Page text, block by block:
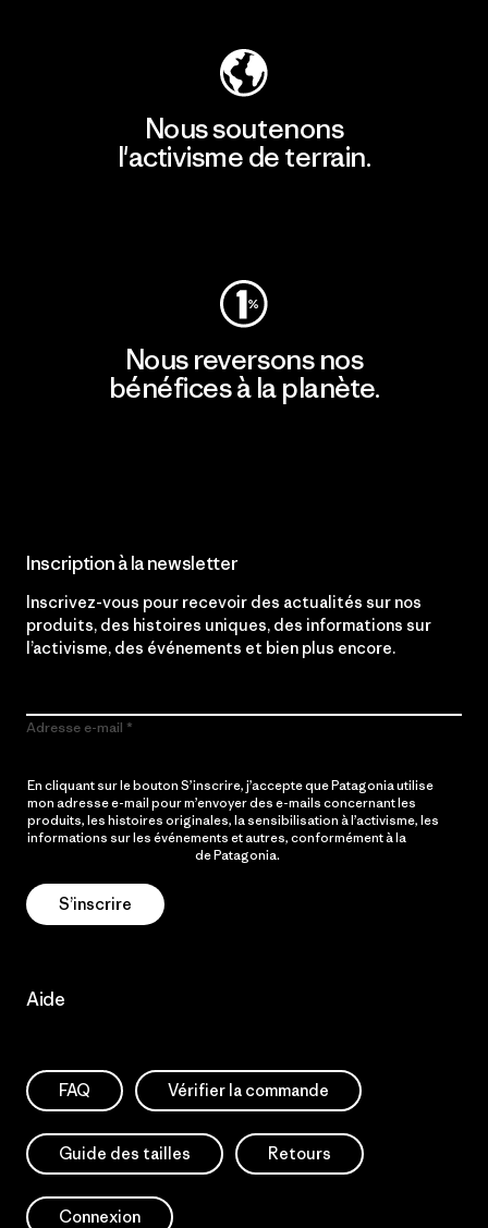
Nous soutenons
l'activisme de terrain.
Nous reversons nos
bénéfices à la planète.
Inscription à la newsletter
Inscrivez-vous pour recevoir des actualités sur nos
produits, des histoires uniques, des informations sur
l’activisme, des événements et bien plus encore.
Adresse e-mail
En cliquant sur le bouton S’inscrire, j’accepte que Patagonia utilise
mon adresse e-mail pour m’envoyer des e-mails concernant les
produits, les histoires originales, la sensibilisation à l’activisme, les
informations sur les événements et autres, conformément à la
de Patagonia.
S’inscrire
Aide
FAQ Vérifier la commande
Guide des tailles Retours
Connexion